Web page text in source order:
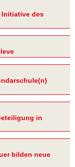
Initiative des
in
bilden neue